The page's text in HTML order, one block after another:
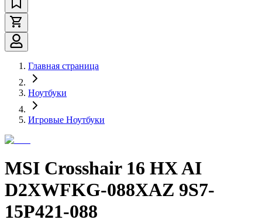
Главная страница
Ноутбуки
Игровые Ноутбуки
MSI Crosshair 16 HX AI
D2XWFKG-088XAZ 9S7-
15P421-088